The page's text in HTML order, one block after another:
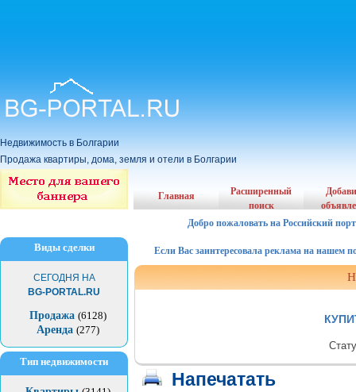
Недвижимость в Болгарии
Продажа квартиры, дома, земля и отели в Болгарии
Виды сделки
СЕГОДНЯ НА
BG-PORTAL.RU
Продажа (6128)
Аренда (277)
Тип недвижимости
Главная
Расширенный
поиск
Добро пожаловать на Российский
Если Вас заинтересовала реклама на нашем
Напечатать